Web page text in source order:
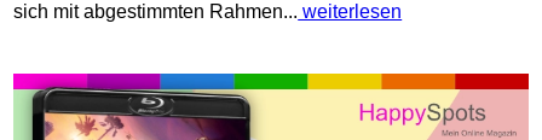
sich mit abgestimmten Rahmen... weiterlesen